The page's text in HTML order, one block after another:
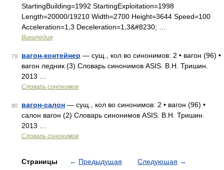
StartingBuilding=1992 StartingExploitation=1998
Length=20000/19210 Width=2700 Height=3644 Speed=100
Acceleration=1,3 Deceleration=1,3&#8230; …
Википедия
79 вагон-контейнер — сущ., кол во синонимов: 2 • вагон (96) •
вагон ледник (3) Словарь синонимов ASIS. В.Н. Тришин.
2013 …
Словарь синонимов
80 вагон-салон — сущ., кол во синонимов: 2 • вагон (96) •
салон вагон (2) Словарь синонимов ASIS. В.Н. Тришин.
2013 …
Словарь синонимов
Страницы ← Предыдущая Следующая →